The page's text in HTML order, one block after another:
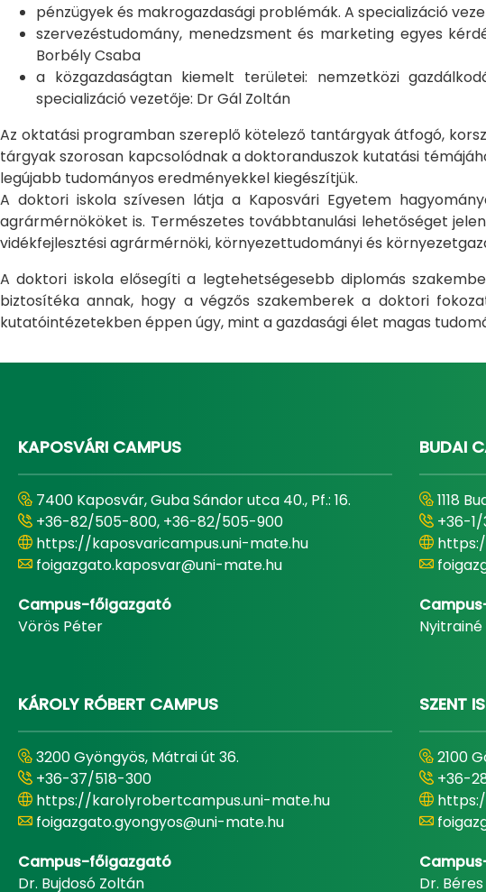
pénzügyek és makrogazdasági problémák. A specializáció
szervezéstudomány, menedzsment és marketing egyes
Borbély Csaba
a közgazdaságtan kiemelt területei: nemzetközi
specializáció vezetője: Dr Gál Zoltán
Az oktatási programban szereplő kötelező tantárgyak átfogó,
tárgyak szorosan kapcsolódnak a doktoranduszok kutatási
legújabb tudományos eredményekkel kiegészítjük.
A doktori iskola szívesen látja a Kaposvári Egyetem
agrármérnököket is. Természetes továbbtanulási lehetőséget
vidékfejlesztési agrármérnöki, környezettudományi és
A doktori iskola elősegíti a legtehetségesebb diplomás
biztosítéka annak, hogy a végzős szakemberek a doktori
kutatóintézetekben éppen úgy, mint a gazdasági élet magas
KAPOSVÁRI CAMPUS
7400 Kaposvár, Guba Sándor utca 40., Pf.: 16.
+36-82/505-800, +36-82/505-900
https://kaposvaricampus.uni-mate.hu
foigazgato.kaposvar@uni-mate.hu
Campus-főigazgató
Vörös Péter
BUDAI
1118
+36-
Nyitrainé
KÁROLY RÓBERT CAMPUS
3200 Gyöngyös, Mátrai út 36.
+36-37/518-300
https://karolyrobertcampus.uni-mate.hu
foigazgato.gyongyos@uni-mate.hu
Campus-főigazgató
Dr. Bujdosó Zoltán
SZENT
2100
+36-
Dr.